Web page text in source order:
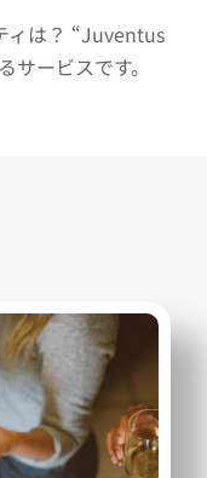
ィは？ “Juventus
ービスです。